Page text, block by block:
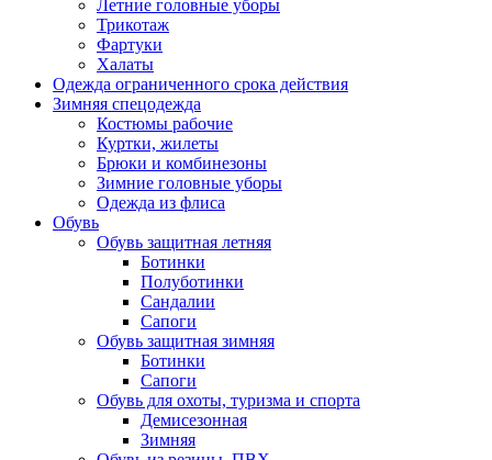
Летние головные уборы
Трикотаж
Фартуки
Халаты
Одежда ограниченного срока действия
Зимняя спецодежда
Костюмы рабочие
Куртки, жилеты
Брюки и комбинезоны
Зимние головные уборы
Одежда из флиса
Обувь
Обувь защитная летняя
Ботинки
Полуботинки
Сандалии
Сапоги
Обувь защитная зимняя
Ботинки
Сапоги
Обувь для охоты, туризма и спорта
Демисезонная
Зимняя